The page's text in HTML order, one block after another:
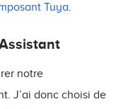
Tuya.
notre
J’ai donc choisi de